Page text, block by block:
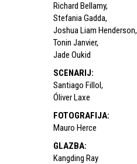
Richard Bellamy,
Stefania Gadda,
Joshua Liam Henderson,
Tonin Janvier,
Jade Oukid
SCENARIJ:
Santiago Fillol,
Óliver Laxe
FOTOGRAFIJA:
Mauro Herce
GLAZBA:
Kangding Ray